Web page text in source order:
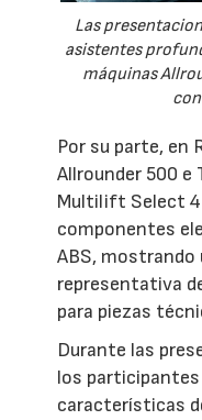
Las
asistentes
máquinas
Por su parte, en
Allrounder 500 e
Multilift Select 4
componentes
ABS, mostrando
representativa
para piezas
Durante las
los
características